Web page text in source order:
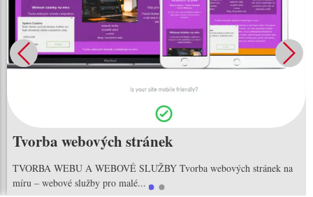
Tvorba webových stránek
TVORBA WEBU A WEBOVÉ SLUŽBY Tvorba webových stránek na
míru – webové služby pro malé...